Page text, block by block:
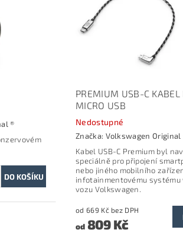
®
PREMIUM USB-C KABEL
MICRO USB
Nedostupné
Značka: Volkswagen Original
Kabel USB-C Premium byl
speciálně pro připojení
nebo jiného mobilního
infotainmentovému systému
vozu Volkswagen.
od 669 Kč bez DPH
od809 Kč